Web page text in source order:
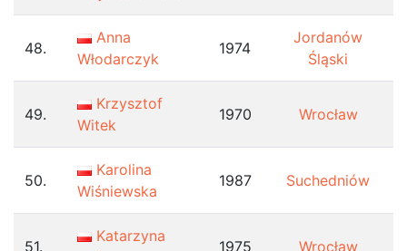
48.
Anna
Włodarczyk
1974
Jordanów
Śląski
49.
Krzysztof
Witek
1970 Wrocław
50.
Karolina
Wiśniewska
1987 Suchedniów
51.
Katarzyna
1975 Wrocław